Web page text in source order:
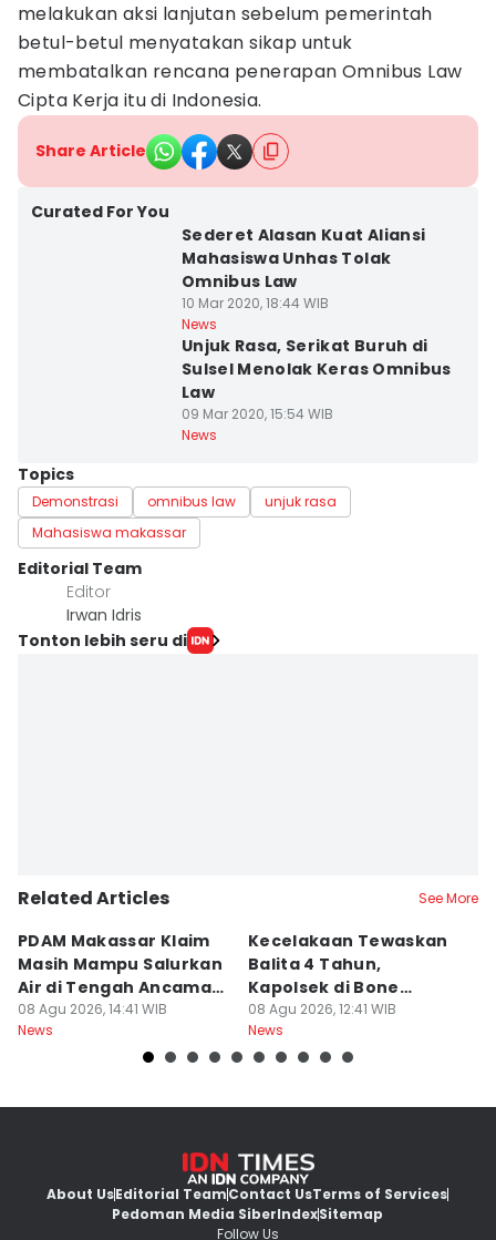
melakukan aksi lanjutan sebelum pemerintah
betul-betul menyatakan sikap untuk
membatalkan rencana penerapan Omnibus Law
Cipta Kerja itu di Indonesia.
Share Article
Curated For You
Sederet Alasan Kuat Aliansi
Mahasiswa Unhas Tolak
Omnibus Law
10 Mar 2020, 18:44 WIB
News
Unjuk Rasa, Serikat Buruh di
Sulsel Menolak Keras Omnibus
Law
09 Mar 2020, 15:54 WIB
News
Topics
Demonstrasi omnibus law
unjuk rasa
Mahasiswa makassar
Editorial Team
Editor
Irwan Idris
Tonton lebih seru di
Related Articles See More
PDAM Makassar Klaim
Masih Mampu Salurkan
Air di Tengah Ancaman
Kekeringan
08 Agu 2026, 14:41 WIB
News
Kecelakaan Tewaskan
Balita 4 Tahun,
Kapolsek di Bone
Diperiksa Propam
08 Agu 2026, 12:41 WIB
News
About UsEditorial TeamContact UsTerms of Services
Pedoman Media SiberIndexSitemap
Follow Us